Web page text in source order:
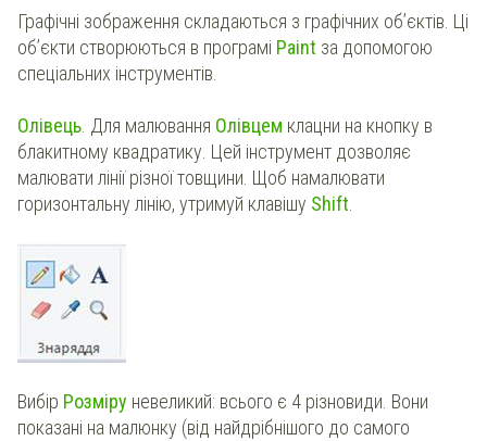
Графічні зображення складаються з графічних об’єктів. Ці
об’єкти створюються в програмі Paint за допомогою
спеціальних інструментів.
Олівець. Для малювання Олівцем клацни на кнопку в
блакитному квадратику. Цей інструмент дозволяє
малювати лінії різної товщини. Щоб намалювати
горизонтальну лінію, утримуй клавішу Shift.
Вибір Розміру невеликий: всього є 4 різновиди. Вони
показані на малюнку (від найдрібнішого до самого